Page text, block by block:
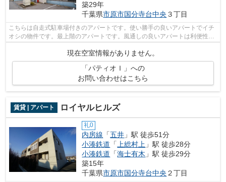
築29年
千葉県市原市国分寺台中央 ３丁目
こちらは自走式駐車場付きのアパートです。使い勝手の良いアパートでイチ
オシの物件です。最上階のアパートです。風通しの良いアパートは利便性が
現在空室情報がありません。
「パティオＩ」への
お問い合わせはこちら
賃貸 | アパート ロイヤルヒルズ
礼0
内房線 「五井 」駅 徒歩51分
小湊鉄道 「 上総村上 」駅 徒歩28分
小湊鉄道 「海士有木 」駅 徒歩29分
築15年
千葉県市原市国分寺台中央 ２丁目